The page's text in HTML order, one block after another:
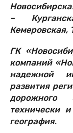
–
Кемеровская,
ГК
компаний
надежной
развития
дорожного
технически
география.